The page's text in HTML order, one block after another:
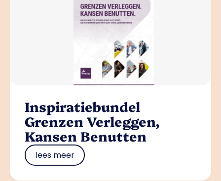
Inspiratiebundel
Grenzen Verleggen,
Kansen Benutten
lees meer